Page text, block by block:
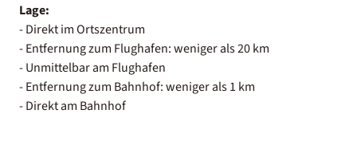
Lage:
- Direkt im Ortszentrum
- Entfernung zum Flughafen: weniger als 20 km
- Unmittelbar am Flughafen
- Entfernung zum Bahnhof: weniger als 1 km
- Direkt am Bahnhof